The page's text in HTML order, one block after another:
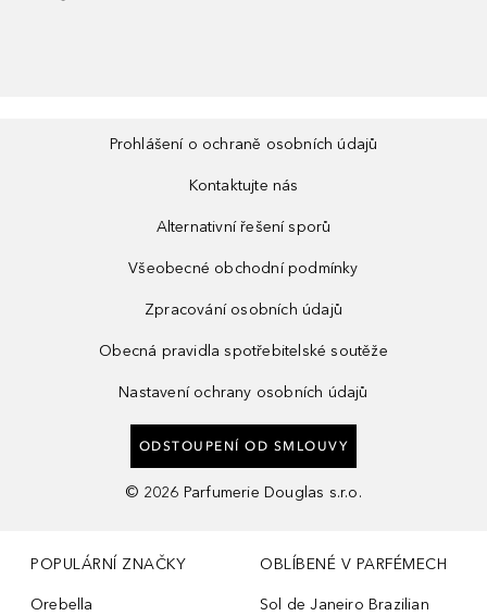
Prohlášení o ochraně osobních údajů
Kontaktujte nás
Alternativní řešení sporů
Všeobecné obchodní podmínky
Zpracování osobních údajů
Obecná pravidla spotřebitelské soutěže
Nastavení ochrany osobních údajů
ODSTOUPENÍ OD SMLOUVY
© 2026 Parfumerie Douglas s.r.o.
POPULÁRNÍ ZNAČKY
Orebella
OBLÍBENÉ V PARFÉMECH
Sol de Janeiro Brazilian